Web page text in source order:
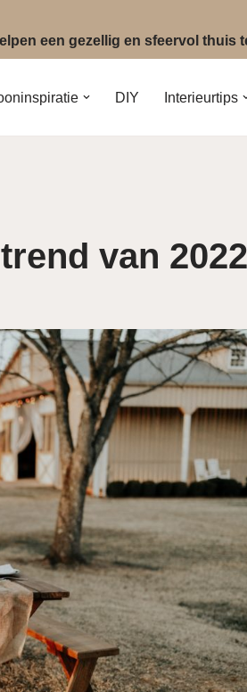
een gezellig en sfeervol thuis
DIY Interieurtips
van